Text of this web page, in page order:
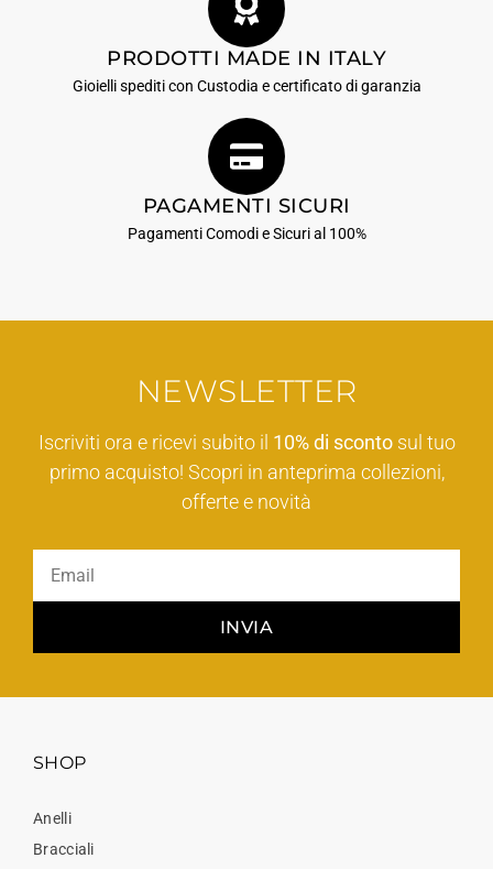
PRODOTTI MADE IN ITALY
Gioielli spediti con Custodia e certificato di garanzia
PAGAMENTI SICURI
Pagamenti Comodi e Sicuri al 100%
NEWSLETTER
Iscriviti ora e ricevi subito il 10% di scontosul tuo
primo acquisto! Scopri in anteprima collezioni,
offerte e novità
INVIA
SHOP
Anelli
Bracciali